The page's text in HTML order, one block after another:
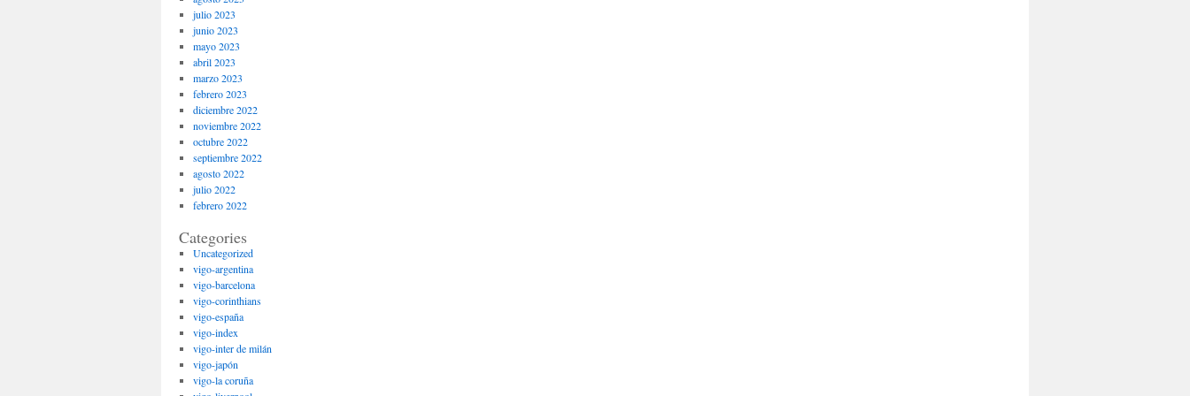
julio 2023
junio 2023
mayo 2023
abril 2023
marzo 2023
febrero 2023
diciembre 2022
noviembre 2022
octubre 2022
septiembre 2022
agosto 2022
julio 2022
febrero 2022
Categories
Uncategorized
vigo-argentina
vigo-barcelona
vigo-corinthians
vigo-españa
vigo-index
vigo-inter de milán
vigo-japón
vigo-la coruña